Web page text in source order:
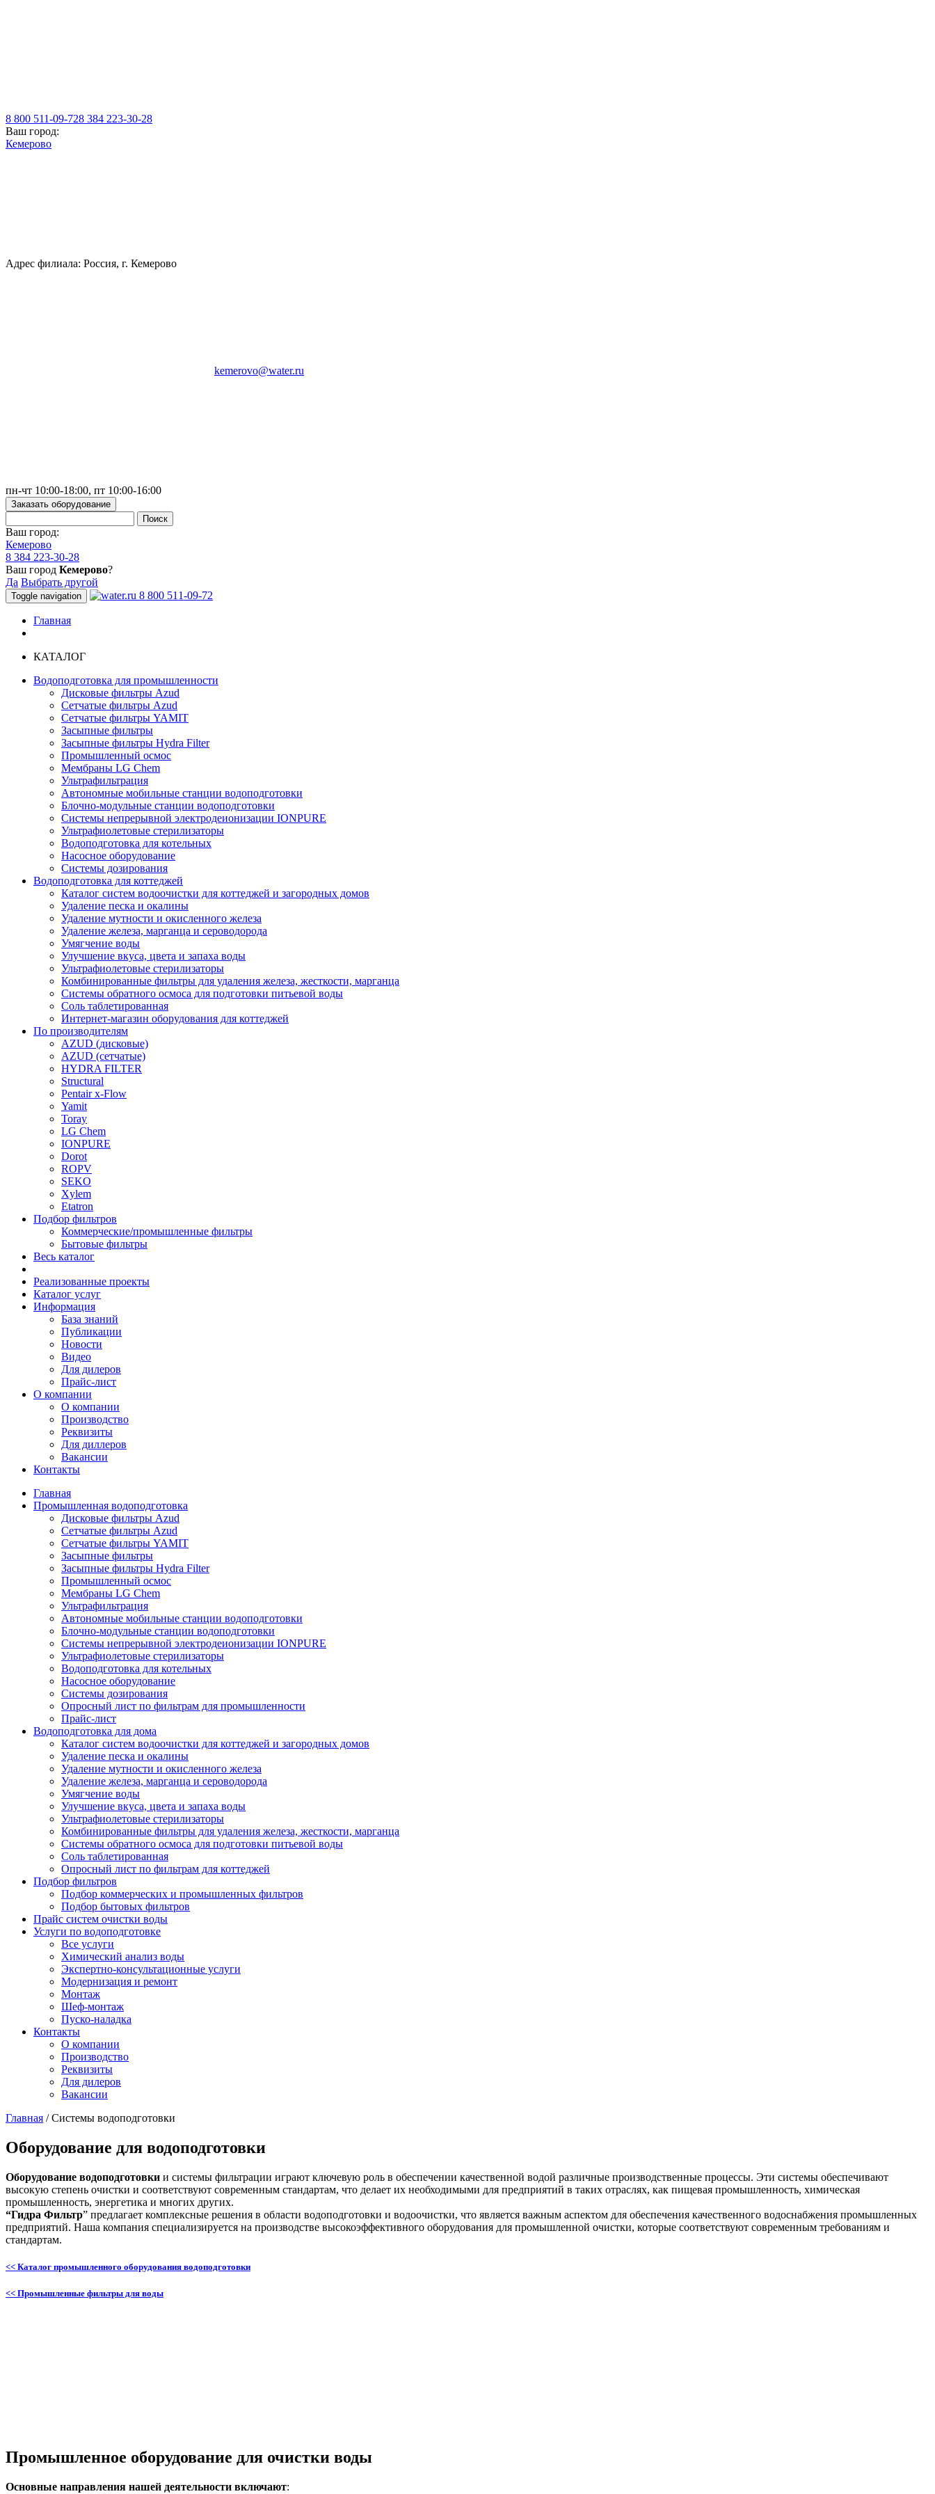
8 800 511-09-728 384 223-30-28
Ваш город:
Кемерово
Адрес филиала: Россия, г. Кемерово
kemerovo@water.ru
пн-чт 10:00-18:00, пт 10:00-16:00
Заказать оборудование
Ваш город:
Кемерово
8 384 223-30-28
Ваш город Кемерово?
Да Выбрать другой
Toggle navigation 8 800 511-09-72
Главная
КАТАЛОГ
Водоподготовка для промышленности
Дисковые фильтры Azud
Сетчатые фильтры Azud
Сетчатые фильтры YAMIT
Засыпные фильтры
Засыпные фильтры Hydra Filter
Промышленный осмос
Мембраны LG Chem
Ультрафильтрация
Автономные мобильные станции водоподготовки
Блочно-модульные станции водоподготовки
Системы непрерывной электродеионизации IONPURE
Ультрафиолетовые стерилизаторы
Водоподготовка для котельных
Насосное оборудование
Системы дозирования
Водоподготовка для коттеджей
Каталог систем водоочистки для коттеджей и загородных домов
Удаление песка и окалины
Удаление мутности и окисленного железа
Удаление железа, марганца и сероводорода
Умягчение воды
Улучшение вкуса, цвета и запаха воды
Ультрафиолетовые стерилизаторы
Комбинированные фильтры для удаления железа, жесткости, марганца
Системы обратного осмоса для подготовки питьевой воды
Соль таблетированная
Интернет-магазин оборудования для коттеджей
По производителям
AZUD (дисковые)
AZUD (сетчатые)
HYDRA FILTER
Structural
Pentair x-Flow
Yamit
Toray
LG Chem
IONPURE
Dorot
ROPV
SEKO
Xylem
Etatron
Подбор фильтров
Коммерческие/промышленные фильтры
Бытовые фильтры
Весь каталог
Реализованные проекты
Каталог услуг
Информация
База знаний
Публикации
Новости
Видео
Для дилеров
Прайс-лист
О компании
О компании
Производство
Реквизиты
Для диллеров
Вакансии
Контакты
Главная
Промышленная водоподготовка
Дисковые фильтры Azud
Сетчатые фильтры Azud
Сетчатые фильтры YAMIT
Засыпные фильтры
Засыпные фильтры Hydra Filter
Промышленный осмос
Мембраны LG Chem
Ультрафильтрация
Автономные мобильные станции водоподготовки
Блочно-модульные станции водоподготовки
Системы непрерывной электродеионизации IONPURE
Ультрафиолетовые стерилизаторы
Водоподготовка для котельных
Насосное оборудование
Системы дозирования
Опросный лист по фильтрам для промышленности
Прайс-лист
Водоподготовка для дома
Каталог систем водоочистки для коттеджей и загородных домов
Удаление песка и окалины
Удаление мутности и окисленного железа
Удаление железа, марганца и сероводорода
Умягчение воды
Улучшение вкуса, цвета и запаха воды
Ультрафиолетовые стерилизаторы
Комбинированные фильтры для удаления железа, жесткости, марганца
Системы обратного осмоса для подготовки питьевой воды
Соль таблетированная
Опросный лист по фильтрам для коттеджей
Подбор фильтров
Подбор коммерческих и промышленных фильтров
Подбор бытовых фильтров
Прайс систем очистки воды
Услуги по водоподготовке
Все услуги
Химический анализ воды
Экспертно-консультационные услуги
Модернизация и ремонт
Монтаж
Шеф-монтаж
Пуско-наладка
Контакты
О компании
Производство
Реквизиты
Для дилеров
Вакансии
Главная /Системы водоподготовки
Оборудование для водоподготовки
Оборудование водоподготовки и системы фильтрации играют ключевую роль в обеспечении качественной водой различные производственные процессы. Эти системы обеспечивают
высокую степень очистки и соответствуют современным стандартам, что делает их необходимыми для предприятий в таких отраслях, как пищевая промышленность, химическая
промышленность, энергетика и многих других.
“Гидра Фильтр” предлагает комплексные решения в области водоподготовки и водоочистки, что является важным аспектом для обеспечения качественного водоснабжения промышленных
предприятий. Наша компания специализируется на производстве высокоэффективного оборудования для промышленной очистки, которые соответствуют современным требованиям и
стандартам.
<< Каталог промышленного оборудования водоподготовки
<< Промышленные фильтры для воды
Промышленное оборудование для очистки воды
Основные направления нашей деятельности включают: